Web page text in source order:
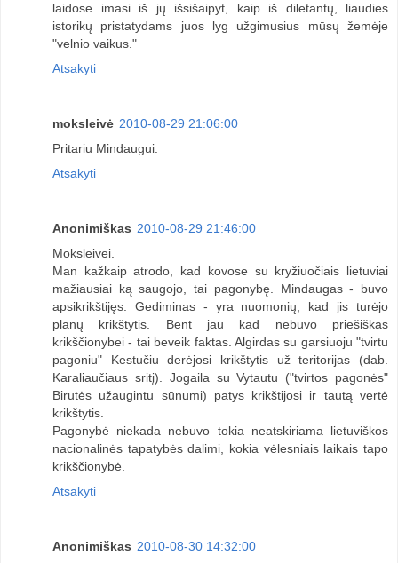
laidose imasi iš jų išsišaipyt, kaip iš diletantų, liaudies
istorikų pristatydams juos lyg užgimusius mūsų žemėje
"velnio vaikus."
Atsakyti
moksleivė 2010-08-29 21:06:00
Pritariu Mindaugui.
Atsakyti
Anonimiškas 2010-08-29 21:46:00
Moksleivei.
Man kažkaip atrodo, kad kovose su kryžiuočiais lietuviai
mažiausiai ką saugojo, tai pagonybę. Mindaugas - buvo
apsikrikštijęs. Gediminas - yra nuomonių, kad jis turėjo
planų krikštytis. Bent jau kad nebuvo priešiškas
krikščionybei - tai beveik faktas. Algirdas su garsiuoju "tvirtu
pagoniu" Kestučiu derėjosi krikštytis už teritorijas (dab.
Karaliaučiaus sritį). Jogaila su Vytautu ("tvirtos pagonės"
Birutės užaugintu sūnumi) patys krikštijosi ir tautą vertė
krikštytis.
Pagonybė niekada nebuvo tokia neatskiriama lietuviškos
nacionalinės tapatybės dalimi, kokia vėlesniais laikais tapo
krikščionybė.
Atsakyti
Anonimiškas 2010-08-30 14:32:00